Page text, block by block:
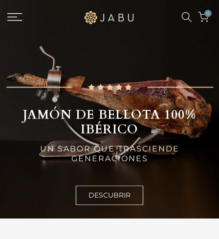
0
JAMÓN DE BELLOTA 100%
IBÉRICO
UN SABOR QUE TRASCIENDE
GENERACIONES
DESCUBRIR